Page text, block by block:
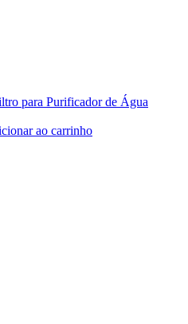
para Purificador de Água
ao carrinho